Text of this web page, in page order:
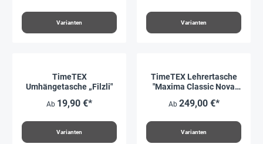
Varianten Varianten
TimeTEX
Umhängetasche „Filzli"
Ab 19,90 €*
Varianten
TimeTEX Lehrertasche
"Maxima Classic Nova
Ab 249,00 €*
Varianten